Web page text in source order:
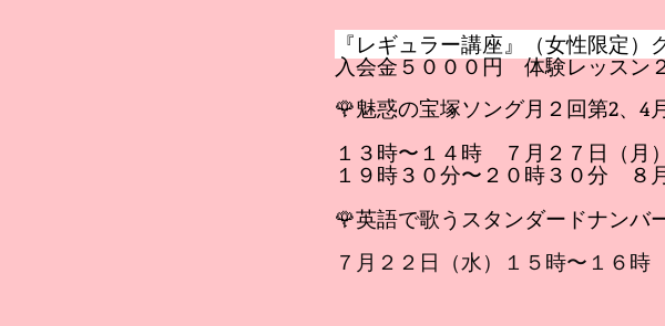
『レギュラー講座』（女性限定）
入会金５０００円 体験レッスン
🌹魅惑の宝塚ソング月２回第2、
１３時〜１４時 ７月２７日（月
１９時３０分〜２０時３０分 ８
🌹英語で歌うスタンダードナン
７月２２日（水）１５時〜１６